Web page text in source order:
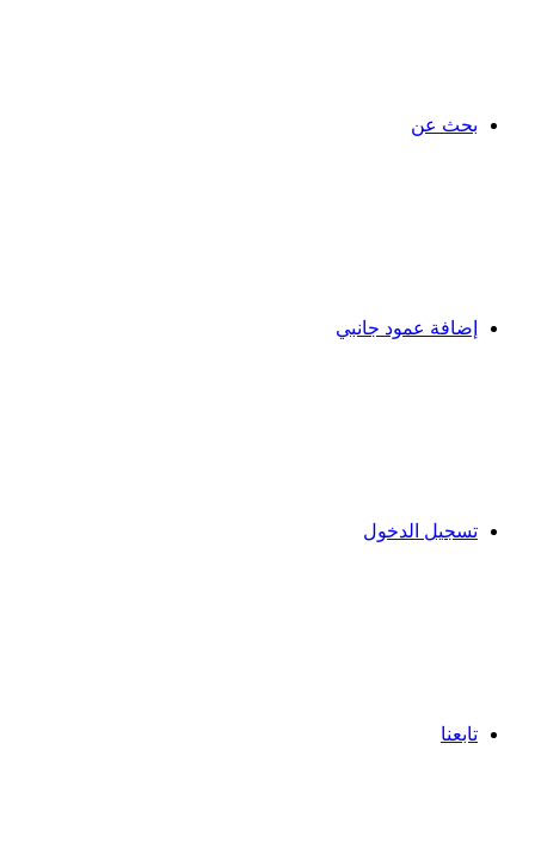
بحث عن
إضافة عمود جانبي
تسجيل الدخول
تابعنا